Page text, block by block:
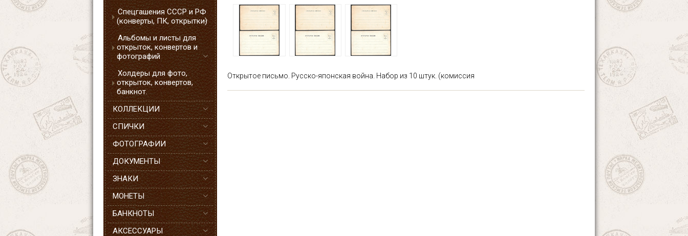
Спецгашения СССР и РФ
(конверты, ПК, открытки)
Альбомы и листы для
открыток, конвертов и
фотографий
Холдеры для фото,
открыток, конвертов,
банкнот.
КОЛЛЕКЦИИ
СПИЧКИ
ФОТОГРАФИИ
ДОКУМЕНТЫ
ЗНАКИ
МОНЕТЫ
БАНКНОТЫ
АКСЕССУАРЫ
Открытое письмо. Русско-японская война. Набор из 10 штук. (комиссия